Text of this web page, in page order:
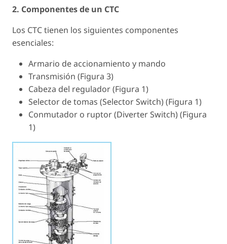
2. Componentes de un CTC
Los CTC tienen los siguientes componentes
esenciales:
Armario de accionamiento y mando
Transmisión (Figura 3)
Cabeza del regulador (Figura 1)
Selector de tomas (Selector Switch) (Figura 1)
Conmutador o ruptor (Diverter Switch) (Figura
1)